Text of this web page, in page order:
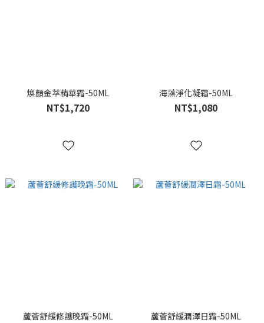
煥顏金萃精華霜-50ML
NT$1,720
海藻淨化凝霜-50ML
NT$1,080
蘆薈舒緩修護晚霜-50ML 蘆薈舒緩潤澤日霜-50ML